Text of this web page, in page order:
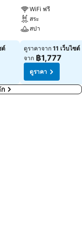
ต์
WiFi ฟรี
สระ
สปา
ดูราคาจาก 11 เว็บไซต์
จาก ฿1,777
ดูราคา